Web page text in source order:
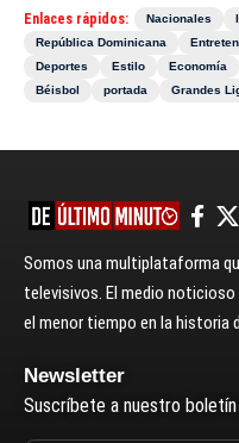
Enlaces rápidos: Nacionales
República Dominicana
Deportes
Estilo Economía
Béisbol
portada Grandes
Somos una multiplataforma
televisivos. El medio
el menor tiempo en la historia
Newsletter
Suscríbete a nuestro